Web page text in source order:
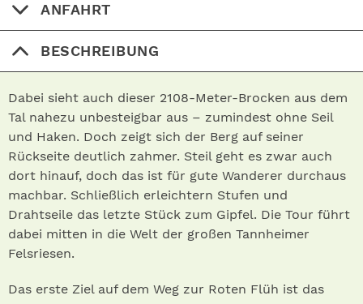
ANFAHRT
BESCHREIBUNG
Dabei sieht auch dieser 2108-Meter-Brocken aus dem
Tal nahezu unbesteigbar aus – zumindest ohne Seil
und Haken. Doch zeigt sich der Berg auf seiner
Rückseite deutlich zahmer. Steil geht es zwar auch
dort hinauf, doch das ist für gute Wanderer durchaus
machbar. Schließlich erleichtern Stufen und
Drahtseile das letzte Stück zum Gipfel. Die Tour führt
dabei mitten in die Welt der großen Tannheimer
Felsriesen.
Das erste Ziel auf dem Weg zur Roten Flüh ist das